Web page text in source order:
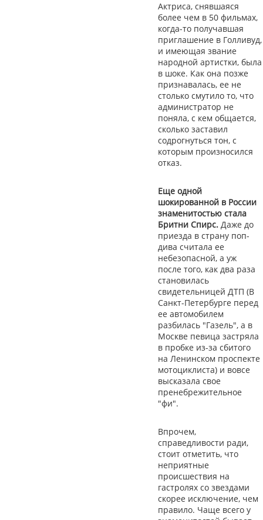
Актриса, снявшаяся
более чем в 50 фильмах,
когда-то получавшая
приглашение в Голливуд,
и имеющая звание
народной артистки, была
в шоке. Как она позже
признавалась, ее не
столько смутило то, что
администратор не
поняла, с кем общается,
сколько заставил
содрогнуться тон, с
которым произносился
отказ.
Еще одной
шокированной в России
знаменитостью стала
Бритни Спирс. Даже до
приезда в страну поп-
дива считала ее
небезопасной, а уж
после того, как два раза
становилась
свидетельницей ДТП (В
Санкт-Петербурге перед
ее автомобилем
разбилась "Газель", а в
Москве певица застряла
в пробке из-за сбитого
на Ленинском проспекте
мотоциклиста) и вовсе
высказала свое
пренебрежительное
"фи".
Впрочем,
справедливости ради,
стоит отметить, что
неприятные
происшествия на
гастролях со звездами
скорее исключение, чем
правило. Чаще всего у